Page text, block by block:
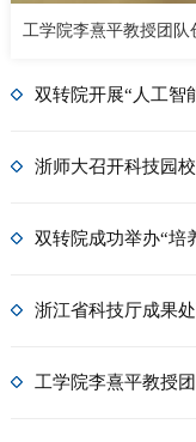
双转院开展“人工智能+
浙师大召开科技园校企联合研发
双转院成功举办“培养
浙江省科技厅成果处副
工学院李熹平教授团队创